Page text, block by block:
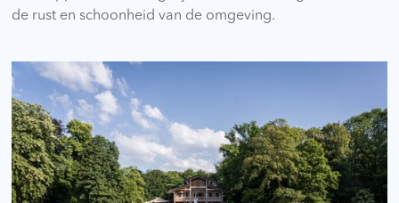
de rust en schoonheid van de omgeving.